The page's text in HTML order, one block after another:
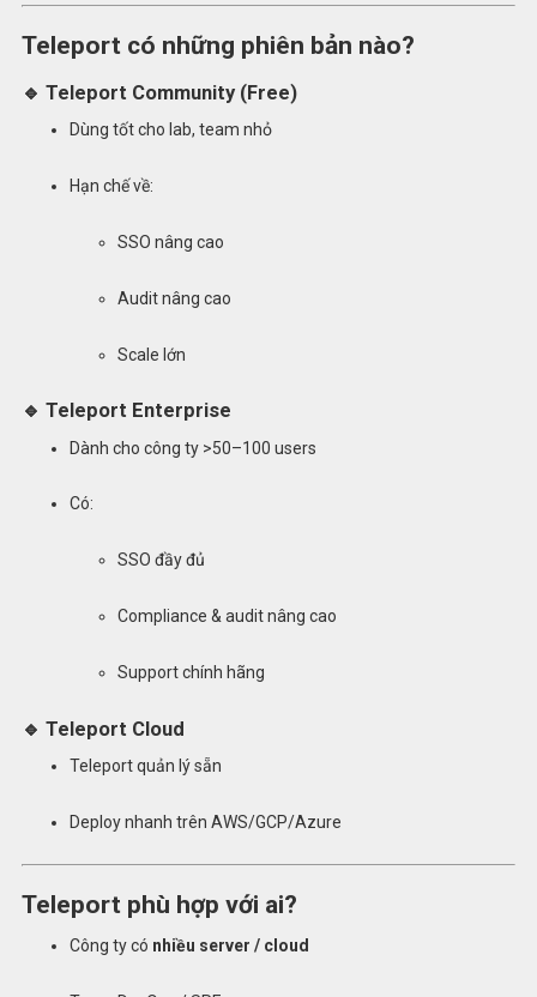
Teleport có những phiên bản nào?
🔹 Teleport Community (Free)
Dùng tốt cho lab, team nhỏ
Hạn chế về:
SSO nâng cao
Audit nâng cao
Scale lớn
🔹 Teleport Enterprise
Dành cho công ty >50–100 users
Có:
SSO đầy đủ
Compliance & audit nâng cao
Support chính hãng
🔹 Teleport Cloud
Teleport quản lý sẵn
Deploy nhanh trên AWS/GCP/Azure
Teleport phù hợp với ai?
Công ty có nhiều server / cloud